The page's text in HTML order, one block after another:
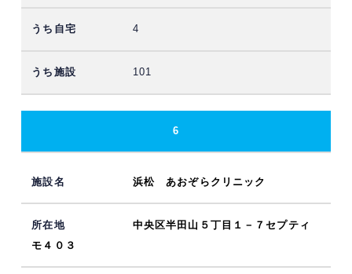
4
101
6
浜松 あおぞらクリニック
中央区半田山５丁目１－７セプティ
モ４０３